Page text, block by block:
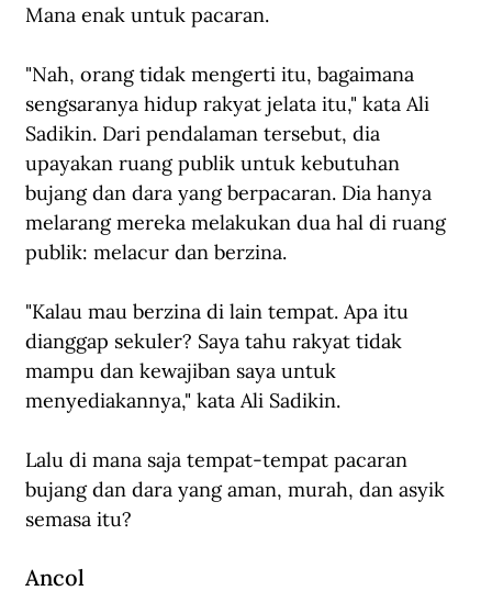
Mana enak untuk pacaran.
"Nah, orang tidak mengerti itu, bagaimana
sengsaranya hidup rakyat jelata itu," kata Ali
Sadikin. Dari pendalaman tersebut, dia
upayakan ruang publik untuk kebutuhan
bujang dan dara yang berpacaran. Dia hanya
melarang mereka melakukan dua hal di ruang
publik: melacur dan berzina.
"Kalau mau berzina di lain tempat. Apa itu
dianggap sekuler? Saya tahu rakyat tidak
mampu dan kewajiban saya untuk
menyediakannya," kata Ali Sadikin.
Lalu di mana saja tempat-tempat pacaran
bujang dan dara yang aman, murah, dan asyik
semasa itu?
Ancol